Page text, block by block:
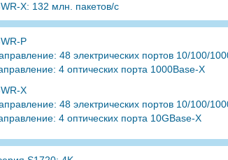
X: 132 млн. пакетов/с
P
48 электрических портов 10/100/
4 оптических порта 1000Base-X
X
48 электрических портов 10/100/
4 оптических порта 10GBase-X